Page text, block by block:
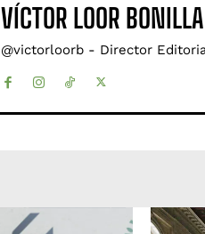
VÍCTOR LOOR BONILLA
@victorloorb - Director